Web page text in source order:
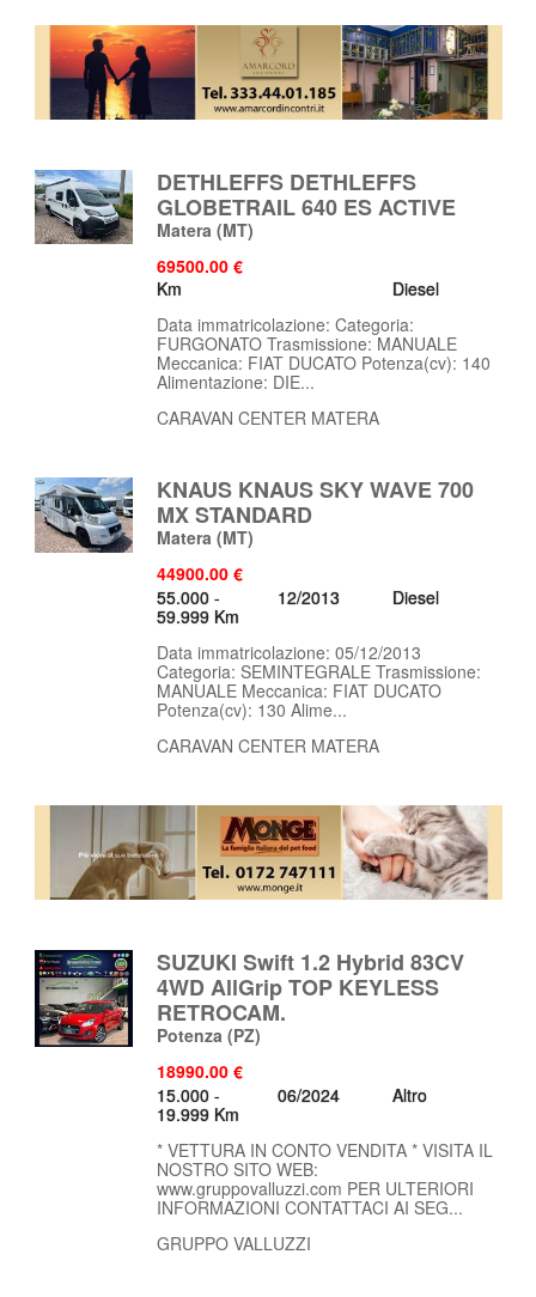
DETHLEFFS DETHLEFFS
GLOBETRAIL 640 ES ACTIVE
Matera (MT)
69500.00 €
Km
Diesel
Data immatricolazione: Categoria:
FURGONATO Trasmissione: MANUALE
Meccanica: FIAT DUCATO Potenza(cv): 140
Alimentazione: DIE...
CARAVAN CENTER MATERA
KNAUS KNAUS SKY WAVE 700
MX STANDARD
Matera (MT)
44900.00 €
55.000 -
59.999 Km
12/2013 Diesel
Data immatricolazione: 05/12/2013
Categoria: SEMINTEGRALE Trasmissione:
MANUALE Meccanica: FIAT DUCATO
Potenza(cv): 130 Alime...
CARAVAN CENTER MATERA
SUZUKI Swift 1.2 Hybrid 83CV
4WD AllGrip TOP KEYLESS
RETROCAM.
Potenza (PZ)
18990.00 €
15.000 -
19.999 Km
06/2024 Altro
* VETTURA IN CONTO VENDITA * VISITA IL
NOSTRO SITO WEB:
www.gruppovalluzzi.com PER ULTERIORI
INFORMAZIONI CONTATTACI AI SEG...
GRUPPO VALLUZZI